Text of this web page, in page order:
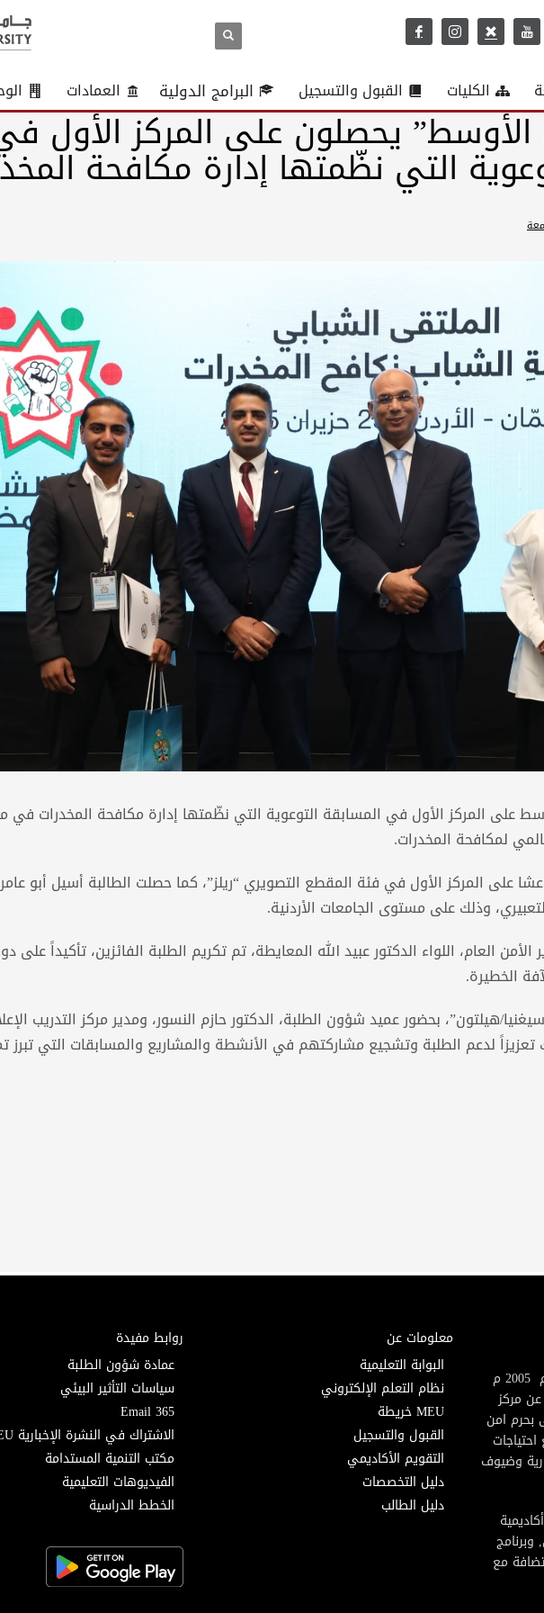
الكليات القبول والتسجيل البرامج الدولية العمادات
يحصلون على المركز الأول
التي نظّمتها إدارة مكافحة
على المركز الأول في المسابقة التوعوية التي نظّمتها إدارة مكافحة المخدرات في
لمكافحة المخدرات.
على المركز الأول في فئة المقطع التصويري “ريلز”، كما حصلت الطالبة أسيل أبو
وذلك على مستوى الجامعات الأردنية.
العام، اللواء الدكتور عبيد الله المعايطة، تم تكريم الطلبة الفائزين، تأكيداً على
الخطيرة.
هيلتون”، بحضور عميد شؤون الطلبة، الدكتور حازم النسور، ومدير مركز التدريب
تعزيزاً لدعم الطلبة وتشجيع مشاركتهم في الأنشطة والمشاريع والمسابقات التي تبرز
تأسست جامعة الشرق الأوسط عام 2005 م
مركز
وتحظى بحرم امن
وضيوف
و 3 برامج أكاديمية
مع
معلومات عن
البوابة التعليمية
نظام التعلم الإلكتروني
MEU خريطة
القبول والتسجيل
التقويم الأكاديمي
دليل التخصصات
دليل الطالب
روابط مفيدة
عمادة شؤون الطلبة
سياسات التأثير البيئي
Email 365
الاشتراك في النشرة الإخبارية MEU
مكتب التنمية المستدامة
الفيديوهات التعليمية
الخطط الدراسية